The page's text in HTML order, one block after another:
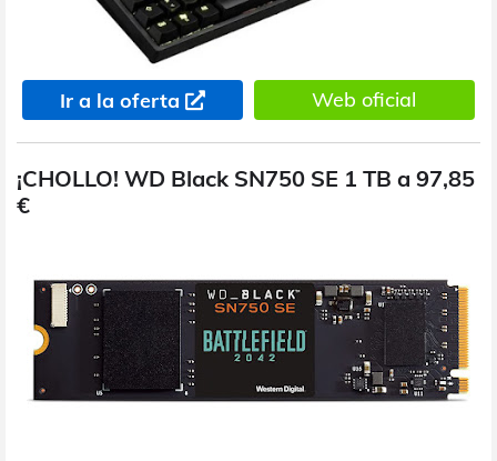
Ir a la oferta Web oficial
¡CHOLLO! WD Black SN750 SE 1 TB a 97,85
€